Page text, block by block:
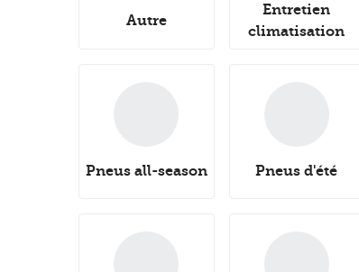
Autre
Entretien
climatisation
Pneus all-season Pneus d'été